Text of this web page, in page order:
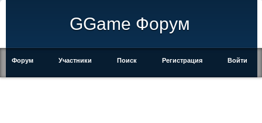
GGame Форум
Форум Участники Поиск Регистрация Войти